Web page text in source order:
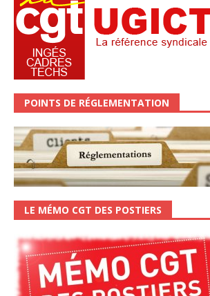
POINTS DE RÉGLEMENTATION
LE MÉMO CGT DES POSTIERS